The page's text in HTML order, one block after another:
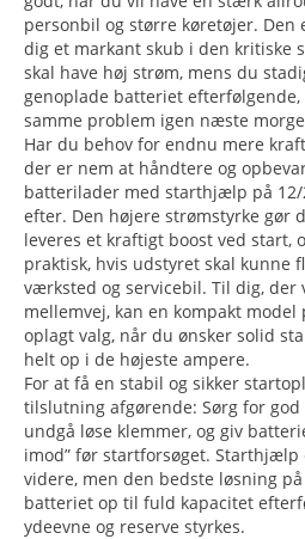
personbil og større køretøjer. Den
dig et markant skub i den kritiske
skal have høj strøm, mens du
genoplade batteriet
samme problem igen næste
Har du behov for endnu mere
der er nem at håndtere og
batterilader med starthjælp på 12/
efter. Den højere strømstyrke gør
leveres et kraftigt boost ved start,
praktisk, hvis udstyret skal kunne
værksted og servicebil. Til dig, der
mellemvej, kan en kompakt model
oplagt valg, når du ønsker solid
helt op i de højeste ampere.
For at få en stabil og sikker
tilslutning afgørende: Sørg for
undgå løse klemmer, og giv
imod” før startforsøget. Starthjælp
videre, men den bedste løsning
batteriet op til fuld kapacitet
ydeevne og reserve styrkes.